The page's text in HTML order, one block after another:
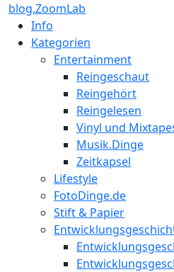
blog.ZoomLab
Info
Kategorien
Entertainment
Reingeschaut
Reingehört
Reingelesen
Vinyl und
Musik.Dinge
Zeitkapsel
Lifestyle
FotoDinge.de
Stift & Papier